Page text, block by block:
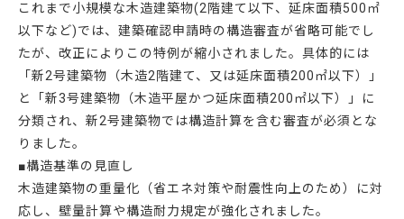
これまで小規模な木造建築物(2階建て以下、延床面積500㎡
以下など)では、建築確認申請時の構造審査が省略可能でし
たが、改正によりこの特例が縮小されました。具体的には
「新2号建築物（木造2階建て、又は延床面積200㎡以下）」
と「新3号建築物（木造平屋かつ延床面積200㎡以下）」に
分類され、新2号建築物では構造計算を含む審査が必須とな
りました。
■構造基準の見直し
木造建築物の重量化（省エネ対策や耐震性向上のため）に対
応し、壁量計算や構造耐力規定が強化されました。